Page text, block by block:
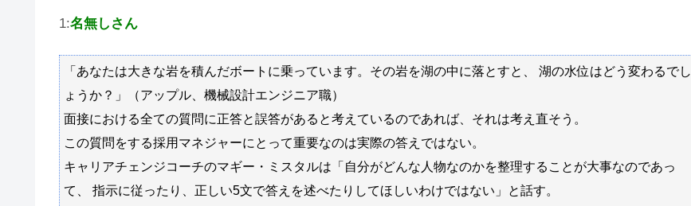
1:名無しさん
「あなたは大きな岩を積んだボートに乗っています。その岩を湖の中に落とすと、 湖の水位はどう変わるでし
ょうか？」（アップル、機械設計エンジニア職）
面接における全ての質問に正答と誤答があると考えているのであれば、それは考え直そう。
この質問をする採用マネジャーにとって重要なのは実際の答えではない。
キャリアチェンジコーチのマギー・ミスタルは「自分がどんな人物なのかを整理することが大事なのであっ
て、 指示に従ったり、正しい5文で答えを述べたりしてほしいわけではない」と話す。